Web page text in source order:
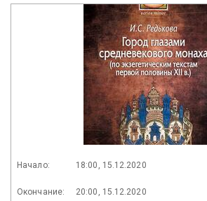
Начало: 18:00, 15.12.2020
Окончание: 20:00, 15.12.2020